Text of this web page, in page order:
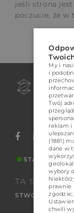
jeśli strona
poczucie, że w
STATUS
TA STRONA
STWORZONA NA
My i
i
Twój
reklam i
(1881)
dane w
wybory
prawnie
chwili